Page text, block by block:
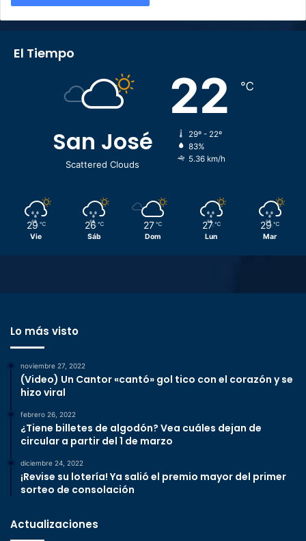
El Tiempo
San José
Scattered Clouds
22 ℃
29º - 22º
83%
5.36 km/h
29 ℃
Vie
26 ℃
Sáb
27 ℃
Dom
27 ℃
Lun
29 ℃
Mar
Lo más visto
noviembre 27, 2022
(Video) Un Cantor «cantó» gol tico con el corazón y se
hizo viral
febrero 26, 2022
¿Tiene billetes de algodón? Vea cuáles dejan de
circular a partir del 1 de marzo
diciembre 24, 2022
¡Revise su lotería! Ya salió el premio mayor del primer
sorteo de consolación
Actualizaciones